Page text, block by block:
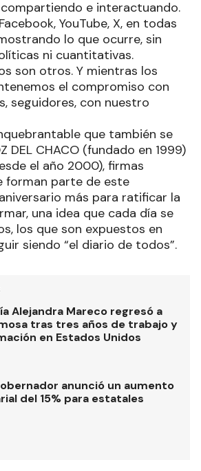
e interactuando.
YouTube, X, en todas
lo que ocurre, sin
ni cuantitativas.
son otros. Y mientras los
el compromiso con
seguidores, con nuestro
que también se
DEL CHACO (fundado en 1999)
el año 2000), firmas
forman parte de este
más para ratificar la
una idea que cada día se
los que son expuestos en
siendo “el diario de todos”.
Alejandra Mareco regresó a
tras tres años de trabajo y
en Estados Unidos
anunció un aumento
del 15% para estatales